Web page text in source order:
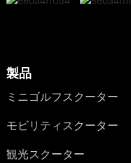
製品
ミニゴルフスクーター
モビリティスクーター
観光スクーター